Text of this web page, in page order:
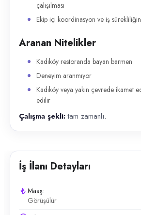
çalışılması
Ekip içi koordinasyon ve iş
Aranan Nitelikler
Kadıköy restoranda bayan barmen
Deneyim aranmıyor
Kadıköy veya yakın çevrede ikamet
edilir
Çalışma şekli:tam zamanlı.
İş İlanı Detayları
Maaş:
Görüşülür